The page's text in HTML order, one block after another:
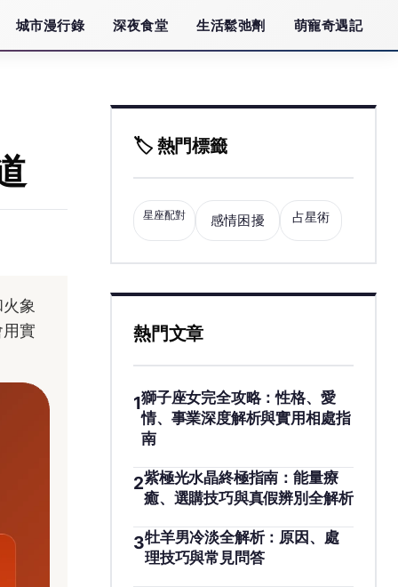
城市漫行錄 深夜食堂 生活鬆弛劑 萌寵奇遇記
象
實
🏷️ 熱門標籤
星座配對 感情困擾 占星術
熱門文章
1獅子座女完全攻略：性格、愛
情、事業深度解析與實用相處指
南
2紫極光水晶終極指南：能量療
癒、選購技巧與真假辨別全解析
3牡羊男冷淡全解析：原因、處
理技巧與常見問答